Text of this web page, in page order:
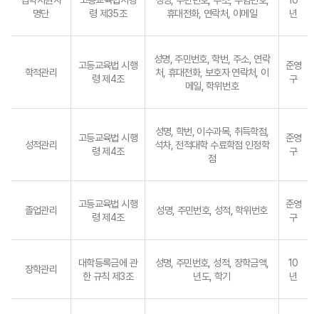
명단
령 제35조
휴대전화, 연락처, 이메일
년
학적관리
고등교육법 시행
령 제4조
성명, 주민번호, 학번, 주소, 연락
처, 휴대전화, 보호자 연락처, 이
메일, 학위번호
준영
구
성적관리
고등교육법 시행
령 제4조
성명, 학번, 이수과목, 취득학점,
석차, 전적대학 수료학점 인정학
점
준영
구
졸업관리
고등교육법 시행
령 제4조
성명, 주민번호, 성적, 학위번호
준영
구
장학관리
대학등록금에 관
한 규칙 제3조
성명, 주민번호, 성적, 장학금액,
년도, 학기
10
년